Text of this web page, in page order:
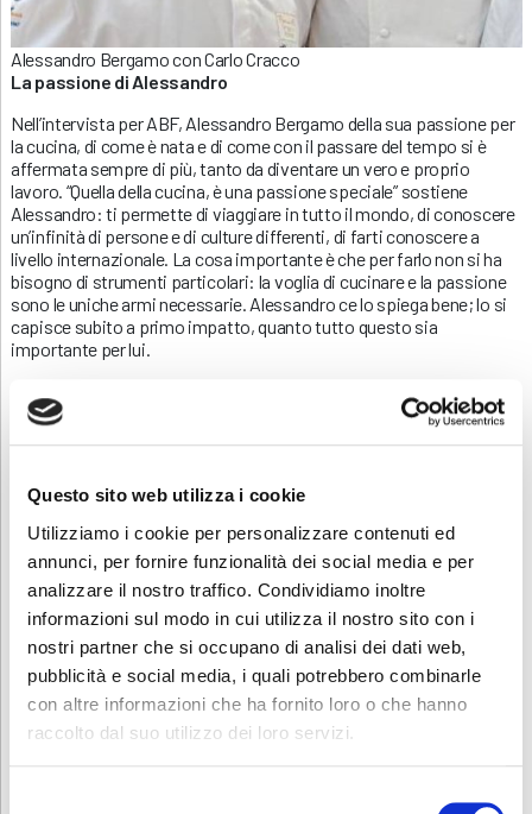
Questo sito web utilizza i cookie
Utilizziamo i cookie per personalizzare contenuti ed
annunci, per fornire funzionalità dei social media e per
analizzare il nostro traffico. Condividiamo inoltre
informazioni sul modo in cui utilizza il nostro sito con i
nostri partner che si occupano di analisi dei dati web,
pubblicità e social media, i quali potrebbero combinarle
con altre informazioni che ha fornito loro o che hanno
raccolto dal suo utilizzo dei loro servizi.
Alessandro Bergamo con Carlo Cracco
La passione di Alessandro
Nell’intervista per ABF, Alessandro Bergamo della sua passione per
la cucina, di come è nata e di come con il passare del tempo si è
affermata sempre di più, tanto da diventare un vero e proprio
lavoro. “Quella della cucina, è una passione speciale” sostiene
Alessandro: ti permette di viaggiare in tutto il mondo, di conoscere
un’infinità di persone e di culture differenti, di farti conoscere a
livello internazionale. La cosa importante è che per farlo non si ha
bisogno di strumenti particolari: la voglia di cucinare e la passione
sono le uniche armi necessarie. Alessandro ce lo spiega bene; lo si
capisce subito a primo impatto, quanto tutto questo sia
importante per lui.
Se siete curiosi di scoprire i consigli che Alessandro Bergamo ha
noi, quali sono stati i momenti cruciali che lo hanno portato così in
alto. Prendetene spunto e fatene tesoro; un’esperienza come quella
di Alessandro Bergamo può far riflettere molto sull’importanza della
perseveranza e del coltivare fino in fondo una passione.